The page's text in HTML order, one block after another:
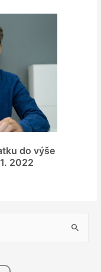
do výše
2022